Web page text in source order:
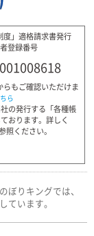
度」適格請求書発行
登録番号
もご確認いただけま
ら
の発行する「各種帳
おります。詳しく
照ください。
ぼりキングでは、
ています。